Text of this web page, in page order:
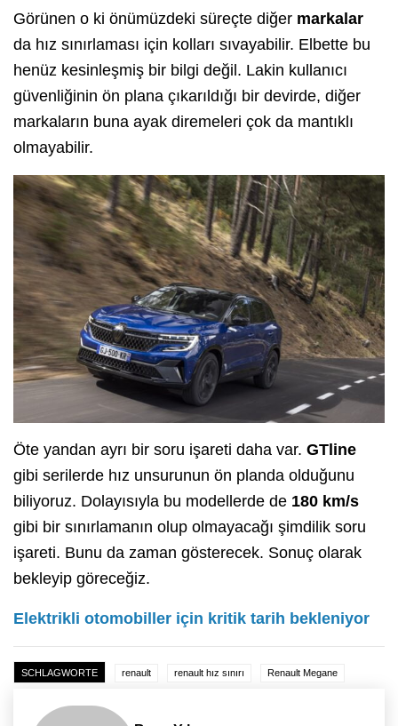
Görünen o ki önümüzdeki süreçte diğer markalar
da hız sınırlaması için kolları sıvayabilir. Elbette bu
henüz kesinleşmiş bir bilgi değil. Lakin kullanıcı
güvenliğinin ön plana çıkarıldığı bir devirde, diğer
markaların buna ayak diremeleri çok da mantıklı
olmayabilir.
Öte yandan ayrı bir soru işareti daha var. GTline
gibi serilerde hız unsurunun ön planda olduğunu
biliyoruz. Dolayısıyla bu modellerde de 180 km/s
gibi bir sınırlamanın olup olmayacağı şimdilik soru
işareti. Bunu da zaman gösterecek. Sonuç olarak
bekleyip göreceğiz.
Elektrikli otomobiller için kritik tarih bekleniyor
SCHLAGWORTE renault renault hız sınırı Renault Megane